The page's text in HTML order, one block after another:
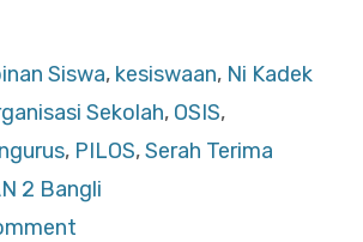
e
Siswa, kesiswaan, Ni Kadek
Sekolah, OSIS,
, PILOS,Serah Terima
2 Bangli